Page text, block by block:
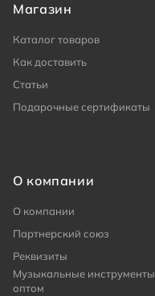
Магазин
Каталог товаров
Как доставить
Статьи
Подарочные сертификаты
О компании
О компании
Партнерский союз
Реквизиты
Музыкальные инструменты
оптом